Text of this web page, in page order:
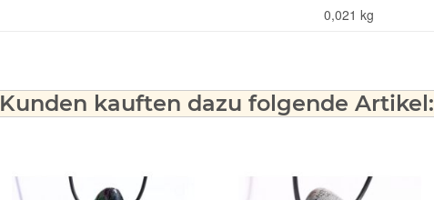
0,021 kg
Kunden kauften dazu folgende Artikel: